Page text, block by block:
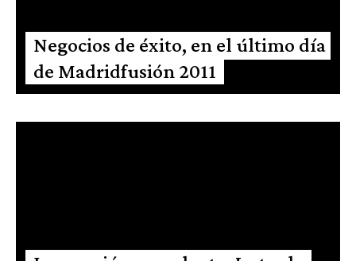
Negocios de éxito, en el último día
de Madridfusión 2011